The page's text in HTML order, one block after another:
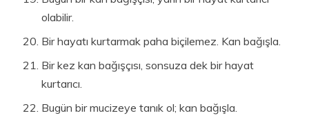
olabilir.
Bir hayatı kurtarmak paha biçilemez. Kan bağışla.
Bir kez kan bağışçısı, sonsuza dek bir hayat
kurtarıcı.
Bugün bir mucizeye tanık ol; kan bağışla.